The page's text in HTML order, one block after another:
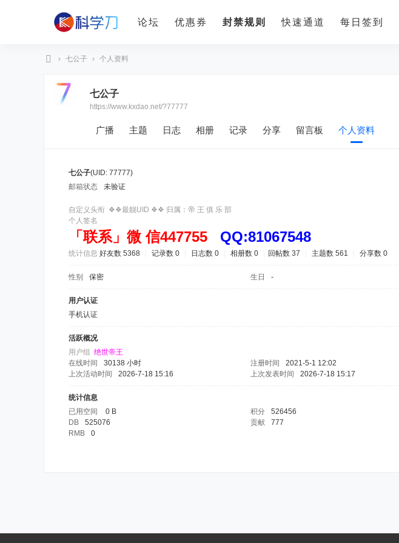
论坛 优惠券 封禁规则 快速通道 每日签到
› 七公子 › 个人资料
七公子
https://www.kxdao.net/?77777
广播 主题 日志 相册 记录 分享 留言板 个人资料
七公子(UID: 77777)
邮箱状态
未验证
自定义头衔 ❖❖最靓UID ❖❖ 归属：帝 王 俱 乐 部
个人签名
「联系」微 信447755 QQ:81067548
统计信息 好友数 5368 记录数 0 日志数 0 相册数 0 回帖数 37 主题数 561 分享数 0
性别 保密 生日 -
用户认证
手机认证
活跃概况
用户组 绝世帝王
在线时间
30138 小时 注册时间 2021-5-1 12:02
上次活动时间
2026-7-18 15:16 上次发表时间 2026-7-18 15:17
统计信息
已用空间
0 B 积分 526456
DB
525076 贡献 777
RMB
0